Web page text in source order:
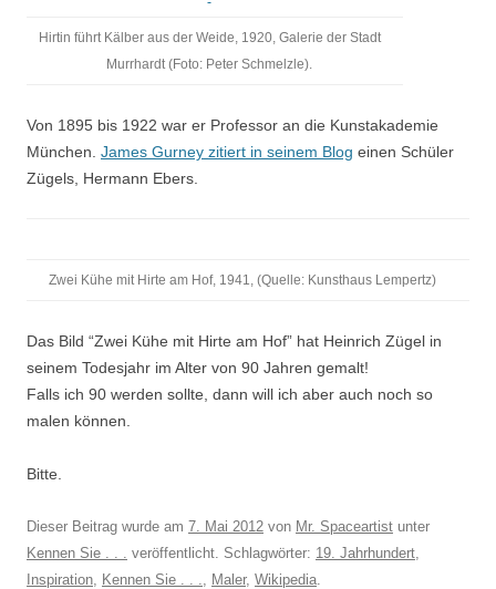
Hirtin führt Kälber aus der Weide, 1920, Galerie der Stadt
Murrhardt (Foto: Peter Schmelzle).
Von 1895 bis 1922 war er Professor an die Kunstakademie
München. James Gurney zitiert in seinem Blog einen Schüler
Zügels, Hermann Ebers.
Zwei Kühe mit Hirte am Hof, 1941, (Quelle: Kunsthaus Lempertz)
Das Bild “Zwei Kühe mit Hirte am Hof” hat Heinrich Zügel in
seinem Todesjahr im Alter von 90 Jahren gemalt!
Falls ich 90 werden sollte, dann will ich aber auch noch so
malen können.
Bitte.
Dieser Beitrag wurde am 7. Mai 2012 von Mr. Spaceartist unter
Kennen Sie . . . veröffentlicht. Schlagwörter: 19. Jahrhundert,
Inspiration, Kennen Sie . . ., Maler, Wikipedia.